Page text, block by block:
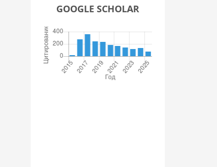
GOOGLE SCHOLAR